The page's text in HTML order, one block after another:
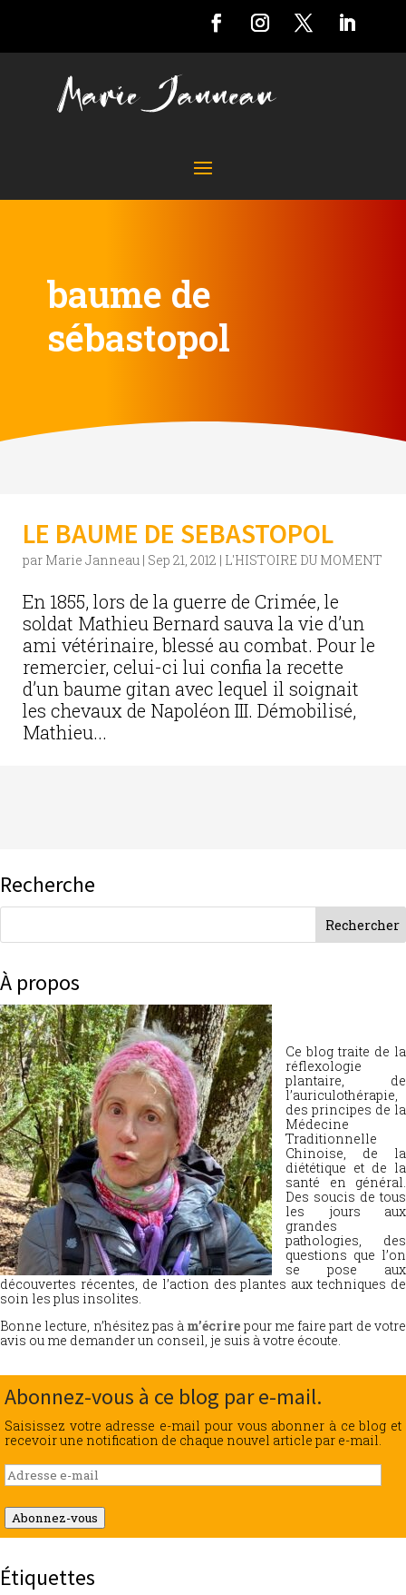
baume de
sébastopol
LE BAUME DE SEBASTOPOL
par Marie Janneau | Sep 21, 2012 | L'HISTOIRE DU MOMENT
En 1855, lors de la guerre de Crimée, le
soldat Mathieu Bernard sauva la vie d’un
ami vétérinaire, blessé au combat. Pour le
remercier, celui-ci lui confia la recette
d’un baume gitan avec lequel il soignait
les chevaux de Napoléon III. Démobilisé,
Mathieu...
Recherche
À propos
Ce blog traite de la
réflexologie
plantaire, de
l’auriculothérapie,
des principes de la
Médecine
Traditionnelle
Chinoise, de la
diététique et de la
santé en général.
Des soucis de tous
les jours aux
grandes
pathologies, des
questions que l’on
se pose aux
découvertes récentes, de l’action des plantes aux techniques de
soin les plus insolites.
Bonne lecture, n’hésitez pas à m’écrire pour me faire part de votre
avis ou me demander un conseil, je suis à votre écoute.
Abonnez-vous à ce blog par e-mail.
Saisissez votre adresse e-mail pour vous abonner à ce blog et
recevoir une notification de chaque nouvel article par e-mail.
Adresse
e-
mail
Abonnez-vous
Étiquettes